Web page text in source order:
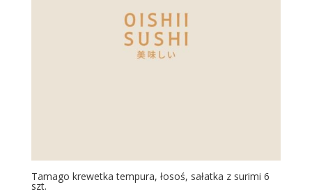
Tamago krewetka tempura, łosoś, sałatka z surimi 6
szt.